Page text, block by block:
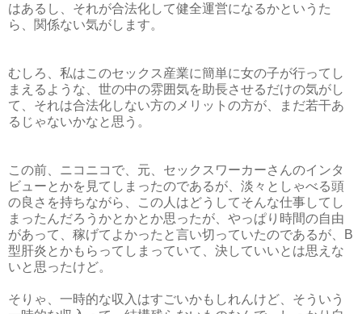
はあるし、それが合法化して健全運営になるかというた
ら、関係ない気がします。
むしろ、私はこのセックス産業に簡単に女の子が行ってし
まえるような、世の中の雰囲気を助長させるだけの気がし
て、それは合法化しない方のメリットの方が、まだ若干あ
るじゃないかなと思う。
この前、ニコニコで、元、セックスワーカーさんのインタ
ビューとかを見てしまったのであるが、淡々としゃべる頭
の良さを持ちながら、この人はどうしてそんな仕事してし
まったんだろうかとかとか思ったが、やっぱり時間の自由
があって、稼げてよかったと言い切っていたのであるが、B
型肝炎とかもらってしまっていて、決していいとは思えな
いと思ったけど。
そりゃ、一時的な収入はすごいかもしれんけど、そういう